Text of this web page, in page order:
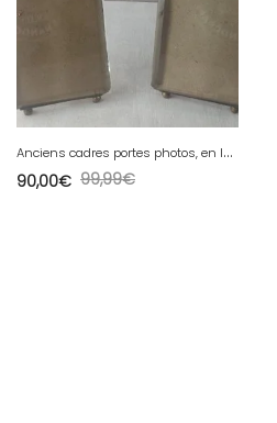
A
nciens cadres portes photos, en laiton doré, verres biseauté, décor Louis XVI
99,99€
90,00€